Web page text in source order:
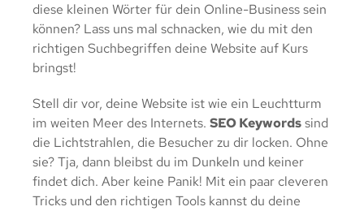
diese kleinen Wörter für dein Online-Business sein
können? Lass uns mal schnacken, wie du mit den
richtigen Suchbegriffen deine Website auf Kurs
bringst!
Stell dir vor, deine Website ist wie ein Leuchtturm
im weiten Meer des Internets. SEO Keywordssind
die Lichtstrahlen, die Besucher zu dir locken. Ohne
sie? Tja, dann bleibst du im Dunkeln und keiner
findet dich. Aber keine Panik! Mit ein paar cleveren
Tricks und den richtigen Tools kannst du deine